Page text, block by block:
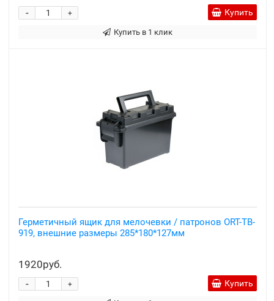
+
- Купить
Купить в 1 клик
Герметичный ящик для мелочевки / патронов ORT-TB-
919, внешние размеры 285*180*127мм
1920руб.
+
- Купить